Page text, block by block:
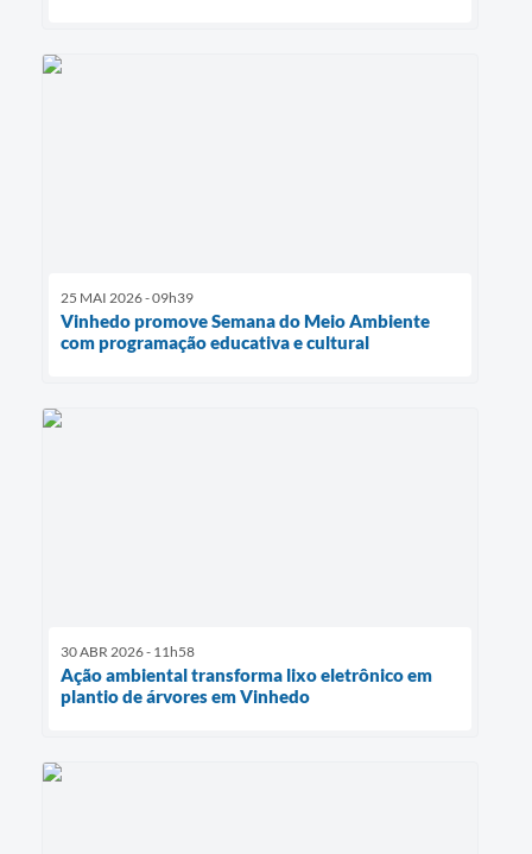
25 MAI 2026 - 09h39
Vinhedo promove Semana do Meio Ambiente
com programação educativa e cultural
30 ABR 2026 - 11h58
Ação ambiental transforma lixo eletrônico em
plantio de árvores em Vinhedo